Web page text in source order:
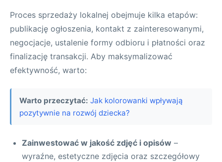
Proces sprzedaży lokalnej obejmuje kilka etapów:
publikację ogłoszenia, kontakt z zainteresowanymi,
negocjacje, ustalenie formy odbioru i płatności oraz
finalizację transakcji. Aby maksymalizować
efektywność, warto:
Warto przeczytać: Jak kolorowanki wpływają
pozytywnie na rozwój dziecka?
Zainwestować w jakość zdjęć i opisów –
wyraźne, estetyczne zdjęcia oraz szczegółowy